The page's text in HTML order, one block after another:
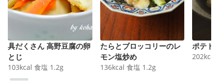
具だくさん 高野豆腐の卵
とじ
103kcal 食塩 1.2g
たらとブロッコリーのレ
モン塩炒め
136kcal 食塩 1.2g
ポテト
202kcal